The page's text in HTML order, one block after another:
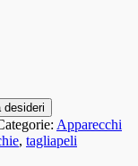
desideri
Apparecchi
, tagliapeli